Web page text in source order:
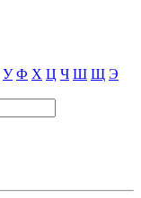
У Ф Х Ц Ч Ш Щ Э